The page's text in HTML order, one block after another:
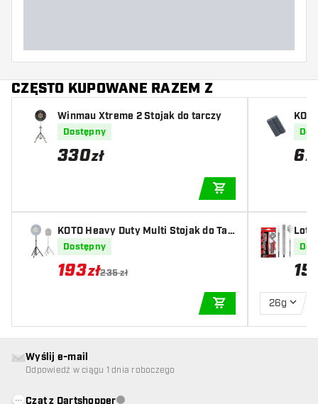
CZĘSTO KUPOWANE RAZEM Z
Winmau Xtreme 2 Stojak do tarczy
Dostępny
330zł
KOTO Heavy Duty Multi Stojak do Tar
czy Dart
Dostępny
193zł235 zł
DODAJ DO
6zł
26g
Wyślij e-mail
Odpowiedź w ciągu 1 dnia roboczego
Czat z Dartshopper